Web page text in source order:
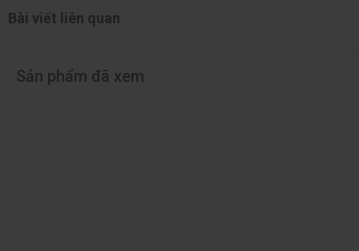
Bài viết liên quan
Sản phẩm đã xem